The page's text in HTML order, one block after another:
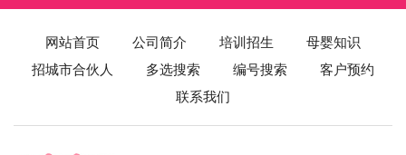
网站首页 公司简介 培训招生
母婴知识
招城市合伙人
多选搜索 编号搜索
客户预约
联系我们